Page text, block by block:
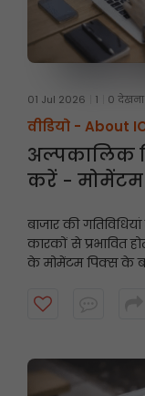
01 Jul 2026 1 0 देखना
वीडियो - About
अल्पकालिक
करें - मोमेंटम
बाजार की
कारकों से प्रभावित
के मोमेंटम पिक्स के
वाले शेयरों को उजागर